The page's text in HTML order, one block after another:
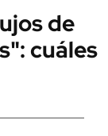
de
cuáles